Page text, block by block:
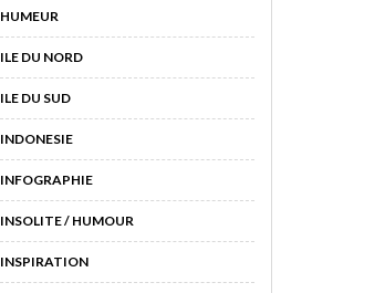
HUMEUR
ILE DU NORD
ILE DU SUD
INDONESIE
INFOGRAPHIE
INSOLITE / HUMOUR
INSPIRATION